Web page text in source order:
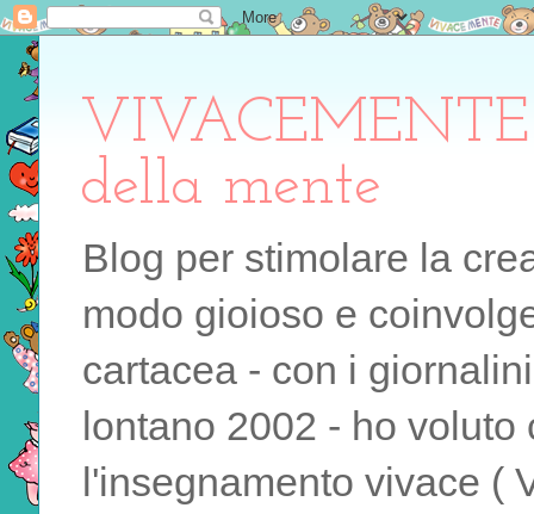
della mente
Blog per stimolare la
modo gioioso e
cartacea - con i
lontano 2002 - ho
l'insegnamento vivace (